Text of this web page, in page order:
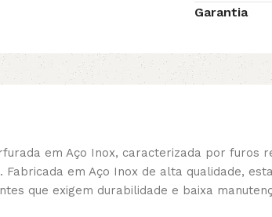
Garantia
em Aço Inox, caracterizada por furos
em Aço Inox de alta qualidade,
que exigem durabilidade e baixa